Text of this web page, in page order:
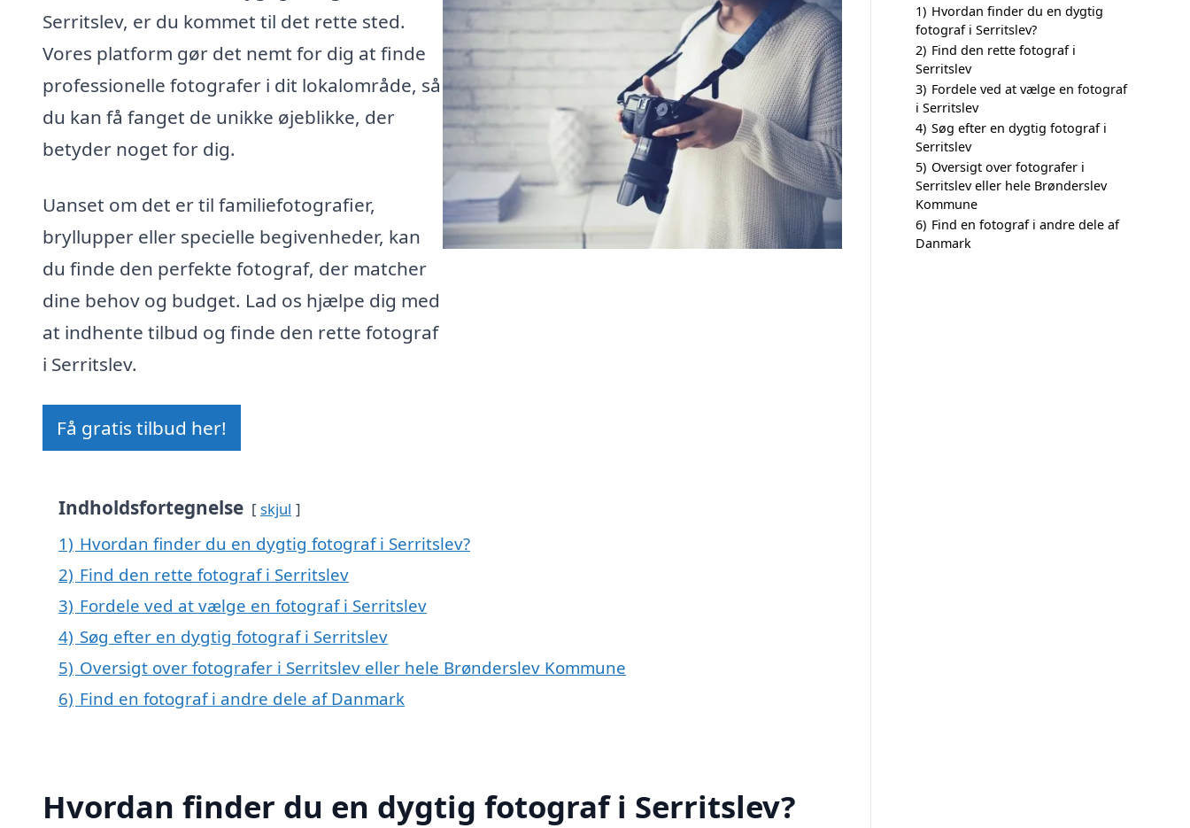
Serritslev, er du kommet til det rette sted.
Vores platform gør det nemt for dig at finde
professionelle fotografer i dit lokalområde, så
du kan få fanget de unikke øjeblikke, der
betyder noget for dig.
Uanset om det er til familiefotografier,
bryllupper eller specielle begivenheder, kan
du finde den perfekte fotograf, der matcher
dine behov og budget. Lad os hjælpe dig med
at indhente tilbud og finde den rette fotograf
i Serritslev.
Få gratis tilbud her!
Indholdsfortegnelse skjul
1) Hvordan finder du en dygtig fotograf i Serritslev?
2) Find den rette fotograf i Serritslev
3) Fordele ved at vælge en fotograf i Serritslev
4) Søg efter en dygtig fotograf i Serritslev
5) Oversigt over fotografer i Serritslev eller hele Brønderslev Kommune
6) Find en fotograf i andre dele af Danmark
Hvordan finder du en dygtig fotograf i Serritslev?
1) Hvordan finder du en dygtig
fotograf i Serritslev?
2) Find den rette fotograf i
Serritslev
3) Fordele ved at vælge en fotograf
i Serritslev
4) Søg efter en dygtig fotograf i
Serritslev
5) Oversigt over fotografer i
Serritslev eller hele Brønderslev
Kommune
6) Find en fotograf i andre dele af
Danmark